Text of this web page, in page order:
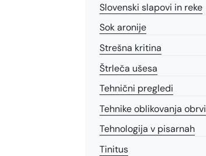
Slovenski slapovi in reke
Sok aronije
Strešna kritina
Štrleča ušesa
Tehnični pregledi
Tehnike oblikovanja obrvi
Tehnologija v pisarnah
Tinitus